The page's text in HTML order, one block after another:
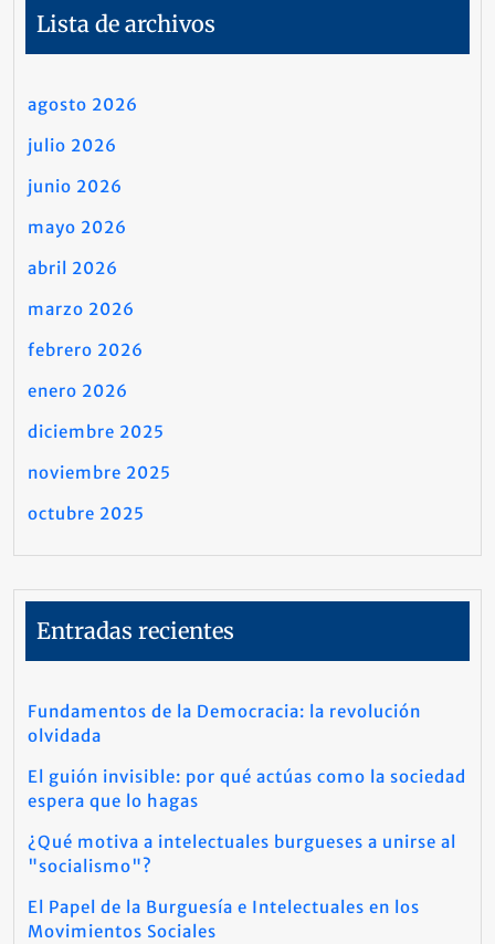
Lista de archivos
agosto 2026
julio 2026
junio 2026
mayo 2026
abril 2026
marzo 2026
febrero 2026
enero 2026
diciembre 2025
noviembre 2025
octubre 2025
Entradas recientes
Fundamentos de la Democracia: la revolución
olvidada
El guión invisible: por qué actúas como la sociedad
espera que lo hagas
¿Qué motiva a intelectuales burgueses a unirse al
"socialismo"?
El Papel de la Burguesía e Intelectuales en los
Movimientos Sociales